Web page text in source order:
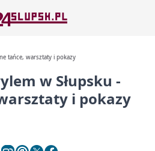
tańce, warsztaty i pokazy
w Słupsku -
i pokazy